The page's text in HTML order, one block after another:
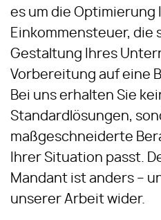
es um die Optimierung
Einkommensteuer, die
Gestaltung Ihres
Vorbereitung auf eine
Bei uns erhalten Sie
Standardlösungen,
maßgeschneiderte
Ihrer Situation passt.
Mandant ist anders –
unserer Arbeit wider.